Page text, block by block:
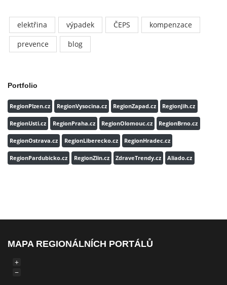
elektřina výpadek ČEPS
kompenzace
prevence
blog
Portfolio
RegionPlzen.cz RegionVysocina.cz RegionZapad.cz RegionJih.cz
RegionUsti.cz RegionPraha.cz RegionOlomouc.cz RegionBrno.cz
RegionOstrava.cz RegionLiberecko.cz RegionHradec.cz
RegionPardubicko.cz RegionZlin.cz ZdraveTrendy.cz Aliado.cz
MAPA REGIONÁLNÍCH PORTÁLŮ
+
−